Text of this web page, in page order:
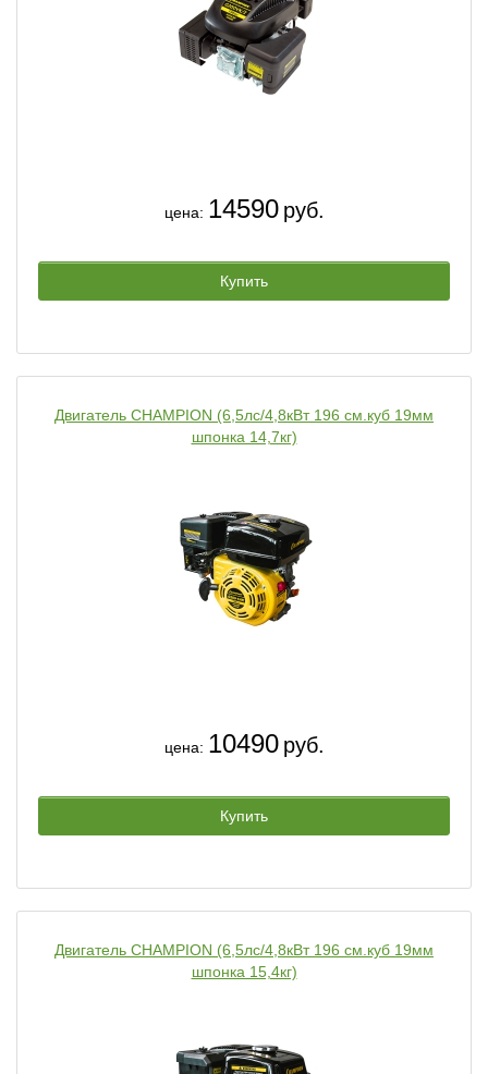
цена: 14590 руб.
Купить
Двигатель CHAMPION (6,5лс/4,8кВт 196 см.куб 19мм
шпонка 14,7кг)
цена: 10490 руб.
Купить
Двигатель CHAMPION (6,5лс/4,8кВт 196 см.куб 19мм
шпонка 15,4кг)